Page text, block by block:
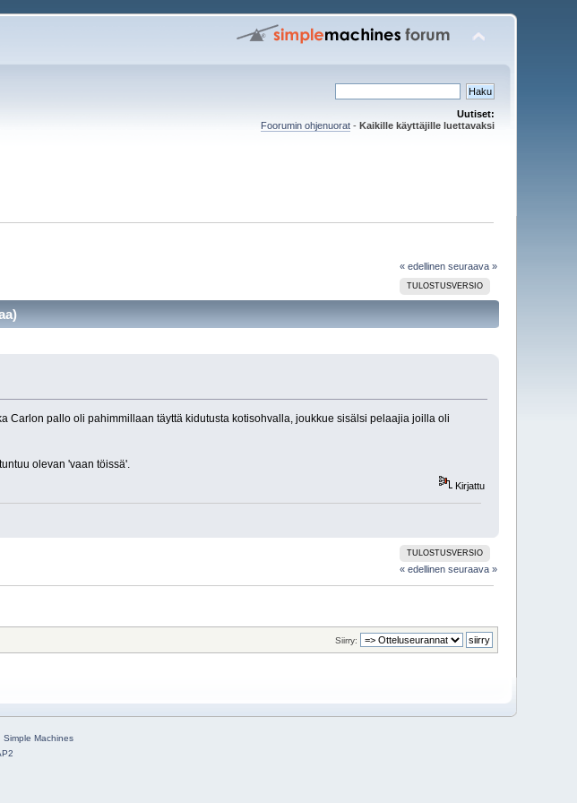
Uutiset:
Foorumin ohjenuorat- Kaikille käyttäjille luettavaksi
« edellinen seuraava »
TULOSTUSVERSIO
Carlon pallo oli pahimmillaan täyttä kidutusta kotisohvalla, joukkue sisälsi pelaajia joilla oli
olevan 'vaan töissä'.
Kirjattu
TULOSTUSVERSIO
« edellinen seuraava »
Siirry:
Simple Machines